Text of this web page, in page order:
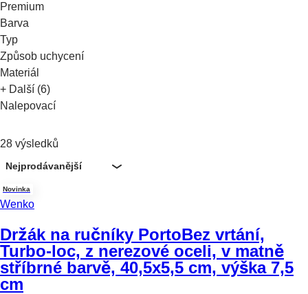
Premium
Barva
Typ
Způsob uchycení
Materiál
+ Další (6)
Nalepovací
28 výsledků
Nejprodávanější
Novinka
Wenko
Držák na ručníky PortoBez vrtání,
Turbo-loc, z nerezové oceli, v matně
stříbrné barvě, 40,5x5,5 cm, výška 7,5
cm